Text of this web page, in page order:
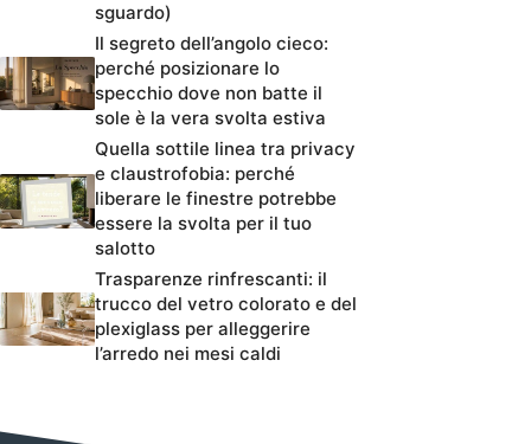
sguardo)
Il segreto dell’angolo cieco:
perché posizionare lo
specchio dove non batte il
sole è la vera svolta estiva
Quella sottile linea tra privacy
e claustrofobia: perché
liberare le finestre potrebbe
essere la svolta per il tuo
salotto
Trasparenze rinfrescanti: il
trucco del vetro colorato e del
plexiglass per alleggerire
l’arredo nei mesi caldi